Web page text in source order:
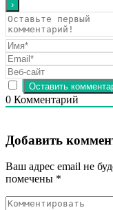
0 Комментарий
Добавить
Ваш адрес email не
помечены *